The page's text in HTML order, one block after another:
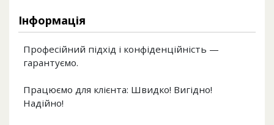
Інформація
Професійний підхід і конфіденційність —
гарантуємо.
Працюємо для клієнта: Швидко! Вигідно!
Надійно!